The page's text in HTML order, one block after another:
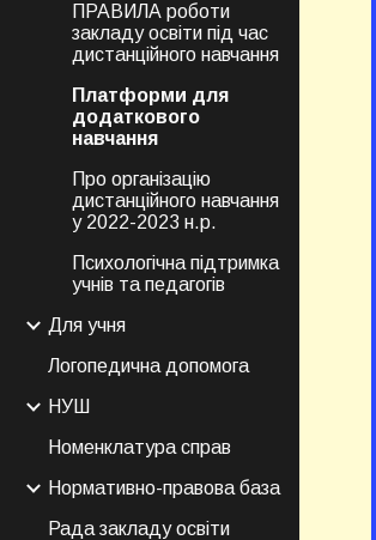
ПРАВИЛА роботи
закладу освіти під час
дистанційного навчання
Платформи для
додаткового
навчання
Про організацію
дистанційного навчання
у 2022-2023 н.р.
Психологічна підтримка
учнів та педагогів
Для учня
Логопедична допомога
НУШ
Номенклатура справ
Нормативно-правова база
Рада закладу освіти